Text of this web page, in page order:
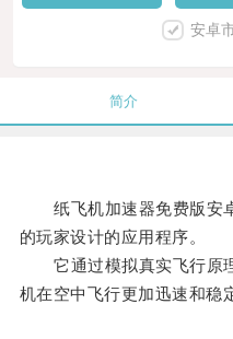
安卓
简介
纸飞机加速器免费版安
的玩家设计的应用程序。
它通过模拟真实飞行原
机在空中飞行更加迅速和稳